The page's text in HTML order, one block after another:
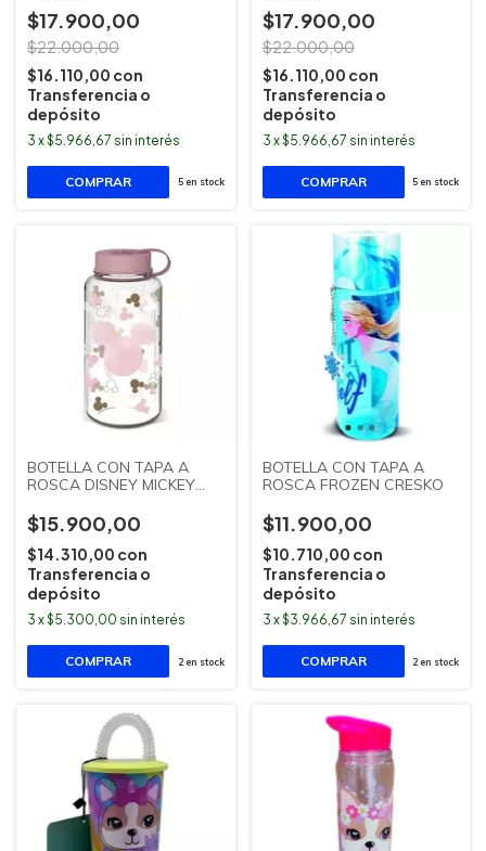
$17.900,00
$22.000,00
$16.110,00 con
Transferencia o
depósito
3 x$5.966,67 sin interés
5en stock
$17.900,00
$22.000,00
$16.110,00 con
Transferencia o
depósito
3 x$5.966,67 sin interés
5en stock
BOTELLA CON TAPA A
ROSCA DISNEY MICKEY
$15.900,00
$14.310,00 con
Transferencia o
depósito
3 x$5.300,00 sin interés
2en stock
BOTELLA CON TAPA A
ROSCA FROZEN CRESKO
$11.900,00
$10.710,00 con
Transferencia o
depósito
3 x$3.966,67 sin interés
2en stock